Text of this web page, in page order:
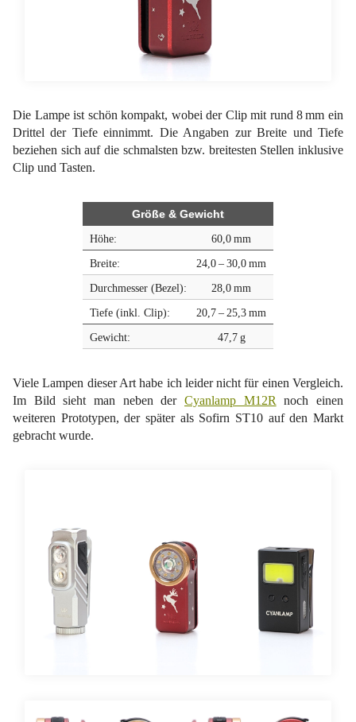
Die Lampe ist schön kompakt, wobei der Clip mit rund 8 mm ein
Drittel der Tiefe einnimmt. Die Angaben zur Breite und Tiefe
beziehen sich auf die schmalsten bzw. breitesten Stellen inklusive
Clip und Tasten.
Größe & Gewicht
Höhe:
60,0 mm
Breite:
24,0 – 30,0 mm
Durchmesser (Bezel):
28,0 mm
Tiefe (inkl. Clip):
20,7 – 25,3 mm
Gewicht:
47,7 g
Viele Lampen dieser Art habe ich leider nicht für einen Vergleich.
Im Bild sieht man neben der Cyanlamp M12R noch einen
weiteren Prototypen, der später als Sofirn ST10 auf den Markt
gebracht wurde.